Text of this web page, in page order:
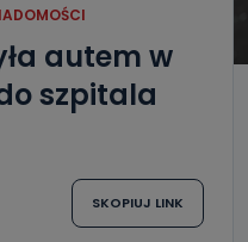
autem w
szpitala
SKOPIUJ LINK